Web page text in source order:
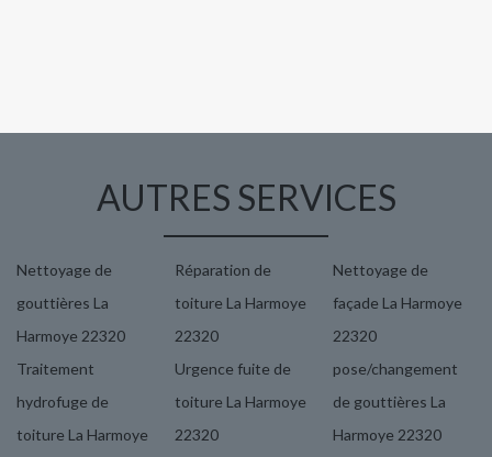
AUTRES SERVICES
Nettoyage de
gouttières La
Harmoye 22320
Traitement
hydrofuge de
toiture La Harmoye
Réparation de
toiture La Harmoye
22320
Urgence fuite de
toiture La Harmoye
22320
Nettoyage de
façade La Harmoye
22320
pose/changement
de gouttières La
Harmoye 22320